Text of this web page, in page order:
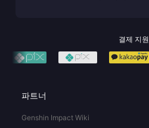
결제 지원
파트너
Genshin Impact Wiki